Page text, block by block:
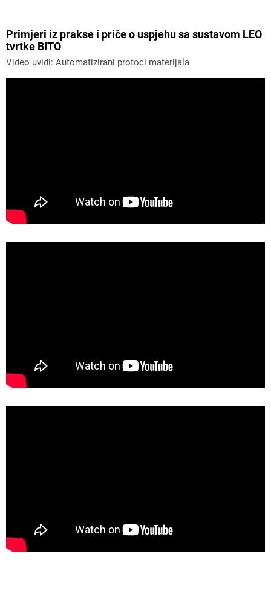
Primjeri iz prakse i priče o uspjehu sa sustavom LEO
tvrtke BITO
Video uvidi: Automatizirani protoci materijala